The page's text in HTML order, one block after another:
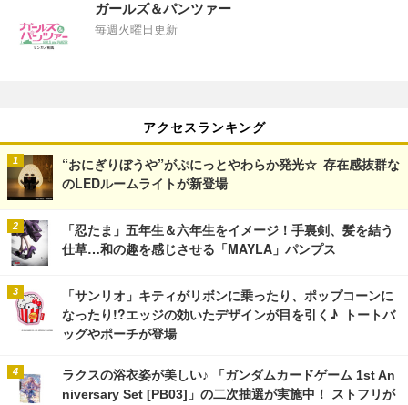
ガールズ＆パンツァー
毎週火曜日更新
アクセスランキング
“おにぎりぼうや”がぷにっとやわらか発光☆ 存在感抜群な
のLEDルームライトが新登場
「忍たま」五年生＆六年生をイメージ！手裏剣、髪を結う
仕草…和の趣を感じさせる「MAYLA」パンプス
「サンリオ」キティがリボンに乗ったり、ポップコーンに
なったり!?エッジの効いたデザインが目を引く♪ トートバ
ッグやポーチが登場
ラクスの浴衣姿が美しい♪ 「ガンダムカードゲーム 1st An
niversary Set [PB03]」の二次抽選が実施中！ ストフリが